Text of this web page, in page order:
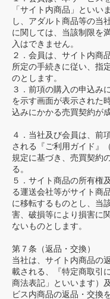
「サイト内商品」といい
し、アダルト商品等の当
に関しては、当該制限を
入はできません。
２．会員は、サイト内商
所定の手続きに従い、指
のとします。
３．前項の購入の申込み
を示す画面が表示された
込みにかかる売買契約が
４．当社及び会員は、前
される『ご利用ガイド』
規定に基づき、売買契約
る。
５．サイト商品の所有権
る運送会社等がサイト商
に移転するものとし、当
害、破損等により損害に
ないものとします。
第７条（返品・交換）
当社は、サイト内商品の
載される、『特定商取引
商法表記」といいます）
ビス内商品の返品・交換